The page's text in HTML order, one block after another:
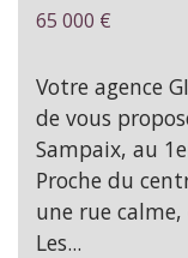
65 000 €
Votre agence
de vous
Sampaix, au
Proche du
une rue calme,
Les...